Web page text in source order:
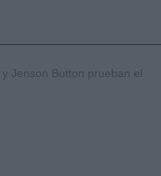
y Jenson Button prueban el